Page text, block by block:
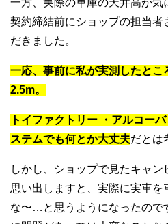
契約締結前にショップの担当者
だきました。
一応、事前に私が実測したとこ
2.5m。
トイファクトリー ・アルコー
ステムでも何とか大丈夫だとは
しかし、ショップで見たキャ
思い出しますと、実際に実車
な〜…と思うようになったので